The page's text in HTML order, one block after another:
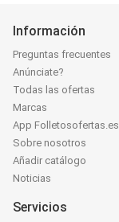
Información
Preguntas frecuentes
Anúnciate?
Todas las ofertas
Marcas
App Folletosofertas.es
Sobre nosotros
Añadir catálogo
Noticias
Servicios